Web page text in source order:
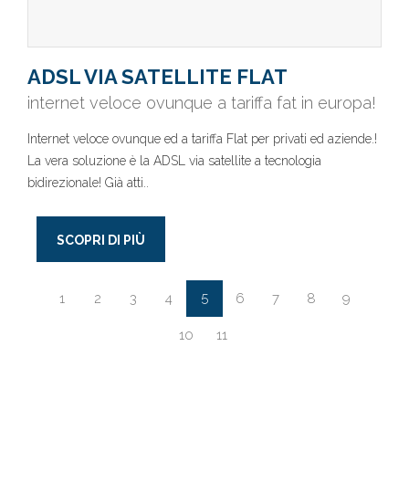
ADSL VIA SATELLITE FLAT
internet veloce ovunque a tariffa fat in europa!
Internet veloce ovunque ed a tariffa Flat per privati ed aziende.!
La vera soluzione è la ADSL via satellite a tecnologia
bidirezionale! Già atti..
SCOPRI DI PIÙ
1 2 3 4 5 6 7 8 9
10 11